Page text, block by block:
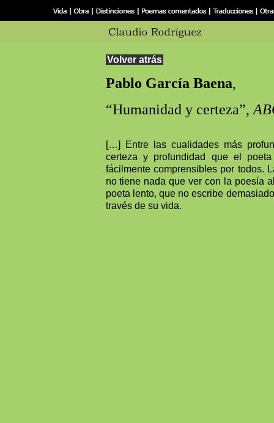
Volver atrás
Pablo García Baena,
“Humanidad y certeza”,
[…] Entre las cualidades más
certeza y profundidad que el
fácilmente comprensibles por todos.
no tiene nada que ver con la poesía
poeta lento, que no escribe
través de su vida.